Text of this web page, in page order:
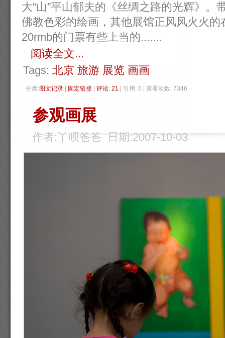
大“山”平山郁夫的《丝绸之路的光辉》。
佛教色彩的绘画，其他展馆正风风火火
20rmb的门票有些上当的.......
阅读全文...
Tags: 北京 旅游 展览 画画
分类:图文记录 固定链接 评论: 21 | 引用: 0 | 查看次数: 7346
参观画展
作者:丫呗爸爸 日期:2007-10-03